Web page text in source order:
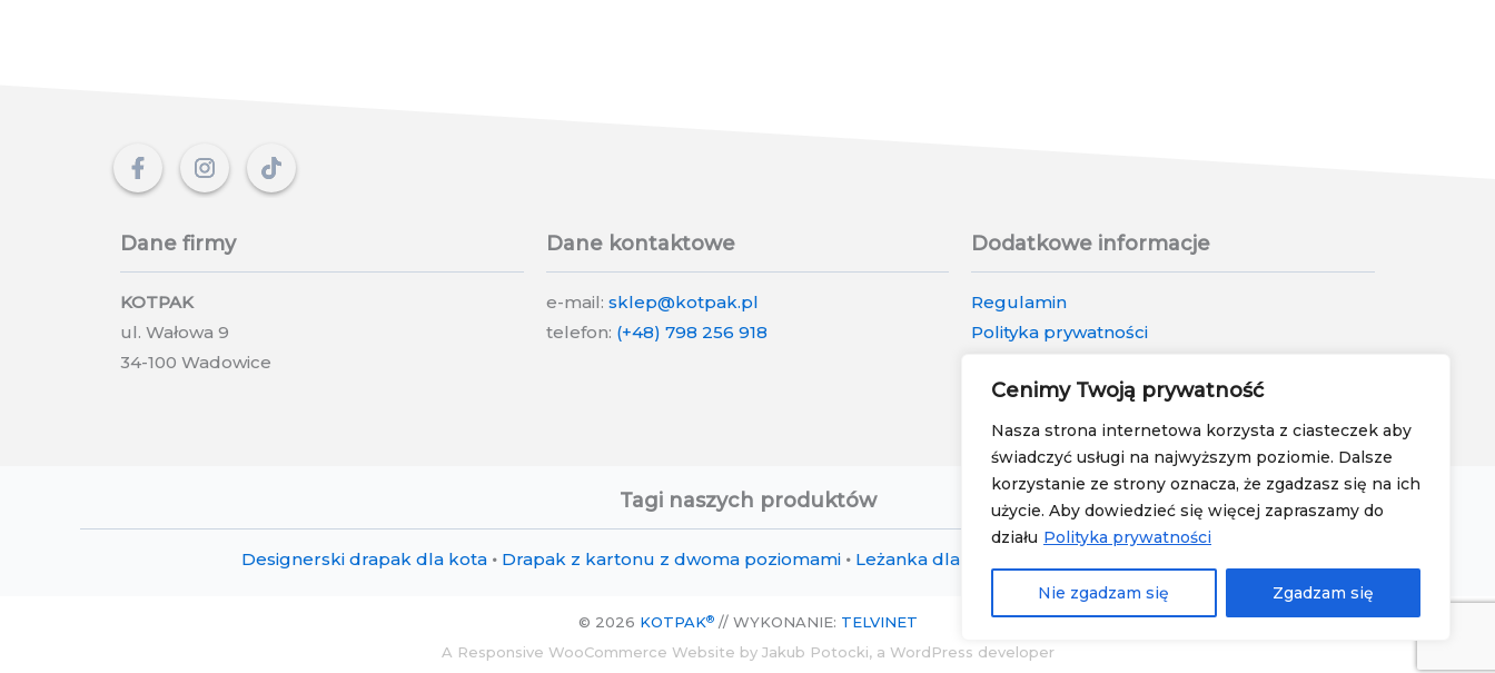
Cenimy Twoją prywatność
Nasza strona internetowa korzysta z ciasteczek aby
świadczyć usługi na najwyższym poziomie. Dalsze
korzystanie ze strony oznacza, że zgadzasz się na ich
użycie. Aby dowiedzieć się więcej zapraszamy do
działu Polityka prywatności
Nie zgadzam się Zgadzam się
Dane firmy
KOTPAK
ul. Wałowa 9
34-100 Wadowice
Dane kontaktowe
e-mail: sklep@kotpak.pl
telefon: (+48) 798 256 918
Dodatkowe informacje
Regulamin
Polityka prywatności
Tagi naszych produktów
Designerski drapak dla kota • Drapak z kartonu z dwoma poziomami • Leżanka dla kota
© 2026 KOTPAK®// WYKONANIE: TELVINET
A Responsive WooCommerce Website by Jakub Potocki, a WordPress developer